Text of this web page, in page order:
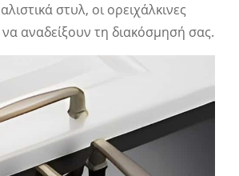
στυλ, οι ορειχάλκινες
αναδείξουν τη διακόσμησή σας.